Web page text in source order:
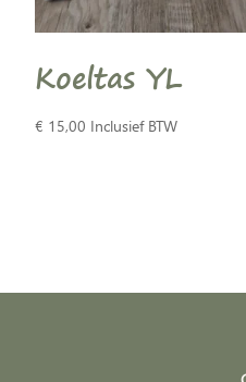
Koeltas YL
€ 15,00 Inclusief BTW